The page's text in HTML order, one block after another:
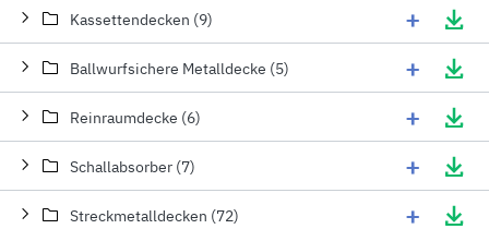
Kassettendecken (9) +
Ballwurfsichere Metalldecke (5) +
Reinraumdecke (6) +
Schallabsorber (7) +
Streckmetalldecken (72) +